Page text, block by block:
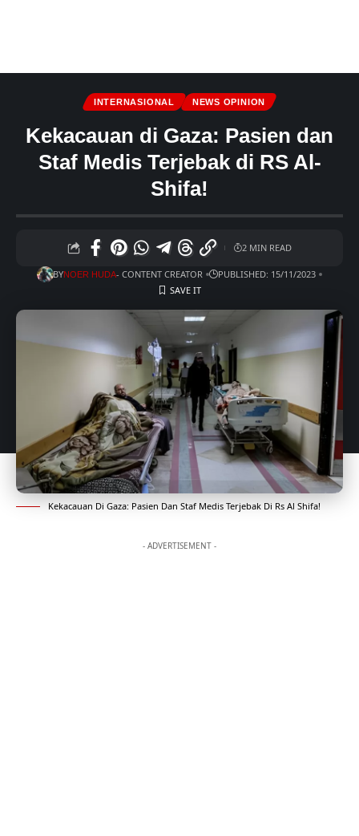
INTERNASIONAL NEWS OPINION
Kekacauan di Gaza: Pasien dan
Staf Medis Terjebak di RS Al-
Shifa!
BYNOER HUDA- CONTENT CREATOR PUBLISHED: 15/11/2023
2 MIN READ
Kekacauan Di Gaza: Pasien Dan Staf Medis Terjebak Di Rs Al Shifa!
- ADVERTISEMENT -